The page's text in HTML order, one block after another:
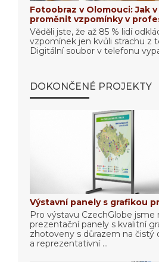
Fotoobraz v Olomouci: Jak
proměnit vzpomínky v
Věděli jste, že až 85 % lidí
vzpomínek jen kvůli strachu z
Digitální soubor v telefonu
DOKONČENÉ PROJEKTY
Výstavní panely s grafikou
Pro výstavu CzechGlobe jsme
prezentační panely s kvalitní
zhotoveny s důrazem na čistý
a reprezentativní ...